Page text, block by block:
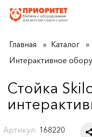
Главная
Каталог
Интерактивное
Стойка
Артикул: 168220